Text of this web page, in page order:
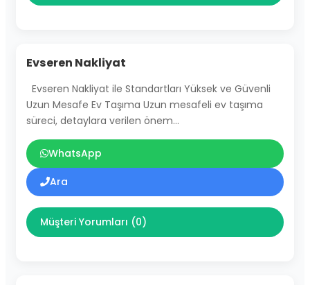
Evseren Nakliyat
Evseren Nakliyat ile Standartları Yüksek ve Güvenli
Uzun Mesafe Ev Taşıma Uzun mesafeli ev taşıma
süreci, detaylara verilen önem…
WhatsApp
Ara
Müşteri Yorumları (0)